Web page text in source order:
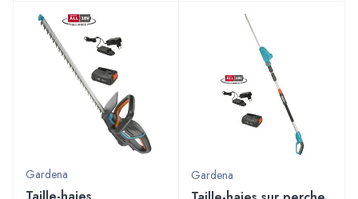
Gardena Gardena